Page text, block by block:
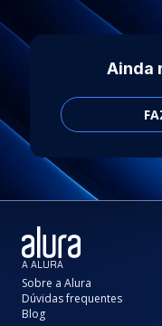
Ainda
A ALURA
Sobre a Alura
Dúvidas frequentes
Blog